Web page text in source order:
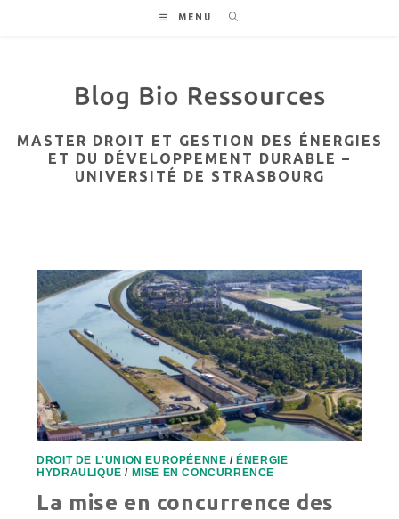
MENU
MASTER DROIT ET GESTION DES ÉNERGIES
ET DU DÉVELOPPEMENT DURABLE –
UNIVERSITÉ DE STRASBOURG
DROIT DE L'UNION EUROPÉENNE / ÉNERGIE
HYDRAULIQUE / MISE EN CONCURRENCE
La mise en concurrence des